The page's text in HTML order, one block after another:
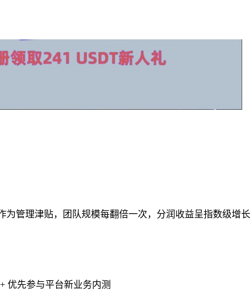
为管理津贴，团队规模每翻倍一次，分润收益呈指数级增长
优先参与平台新业务内测